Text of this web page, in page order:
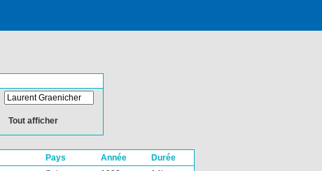
Tout afficher
Pays Année
Durée